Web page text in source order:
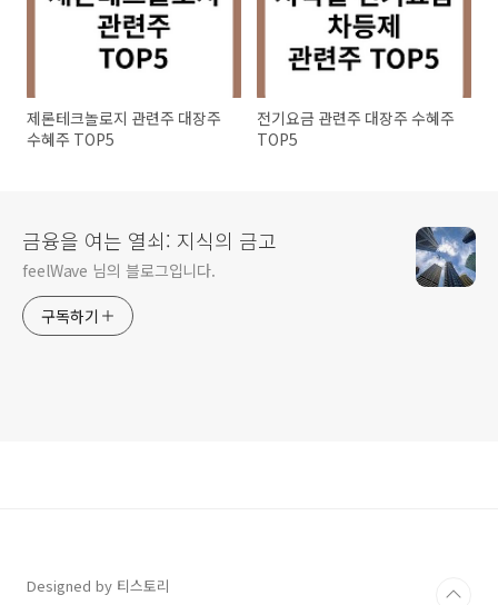
제론테크놀로지 관련주 대장주
수혜주 TOP5
전기요금 관련주 대장주 수혜주
TOP5
금융을 여는 열쇠: 지식의 금고
feelWave 님의 블로그입니다.
구독하기
Designed by 티스토리